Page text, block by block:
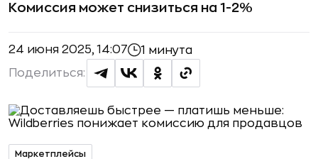
Комиссия может снизиться на 1-2%
24 июня 2025, 14:07 1 минута
Поделиться:
Маркетплейсы